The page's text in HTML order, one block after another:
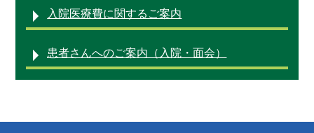
入院医療費に関するご案内
患者さんへのご案内（入院・面会）